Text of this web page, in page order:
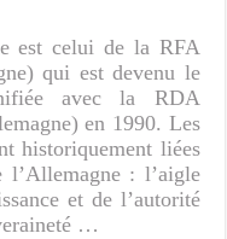
est celui de la RFA
qui est devenu le
avec la RDA
en 1990. Les
historiquement liées
l’Allemagne : l’aigle
et de l’autorité
…